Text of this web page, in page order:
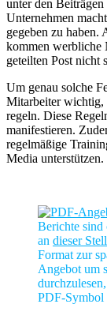
unter den
Unternehmen
gegeben zu haben.
kommen werbliche
geteilten Post nicht
Um genau solche
Mitarbeiter wichtig,
regeln. Diese
manifestieren.
regelmäßige
Media unterstützen.
Berichte sind
an dieser
Format zur
Angebot um
PDF-Symbol